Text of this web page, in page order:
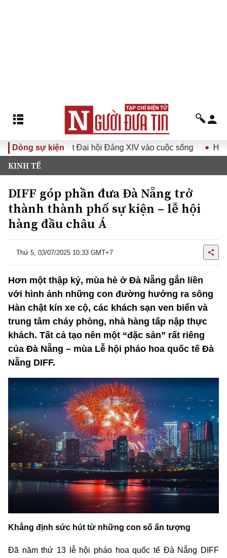
Dòng sự kiện
Nghị quyết Đại hội Đảng XIV vào cuộc sống Hướng tới
KINH TẾ
DIFF góp phần đưa Đà Nẵng trở
thành thành phố sự kiện – lễ hội
hàng đầu châu Á
Thứ 5, 03/07/2025 10:33 GMT+7
Hơn một thập kỷ, mùa hè ở Đà Nẵng gắn liền
với hình ảnh những con đường hướng ra sông
Hàn chật kín xe cộ, các khách sạn ven biển và
trung tâm cháy phòng, nhà hàng tấp nập thực
khách. Tất cả tạo nên một “đặc sản” rất riêng
của Đà Nẵng – mùa Lễ hội pháo hoa quốc tế Đà
Nẵng DIFF.
Khẳng định sức hút từ những con số ấn tượng
Đã năm thứ 13 lễ hội pháo hoa quốc tế Đà Nẵng DIFF